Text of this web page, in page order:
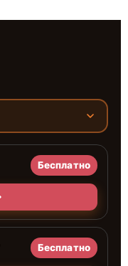
Бесплатно
Бесплатно